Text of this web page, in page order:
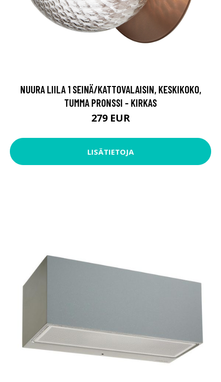
NUURA LIILA 1 SEINÄ/KATTOVALAISIN, KESKIKOKO,
TUMMA PRONSSI - KIRKAS
279 EUR
LISÄTIETOJA